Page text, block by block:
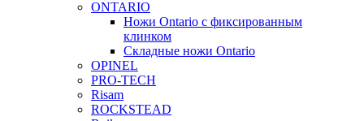
ONTARIO
Ножи Ontario c фиксированным
клинком
Складные ножи Ontario
OPINEL
PRO-TECH
Risam
ROCKSTEAD